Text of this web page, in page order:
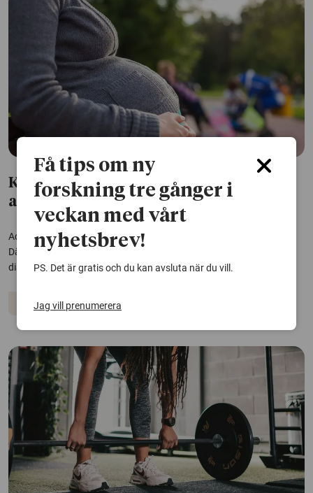
Kejsarsnitt vanligare hos kvinnor med
adhd
Adhd ökar inte risken för komplikationer under en graviditet.
Däremot är planerade kejsarsnitt vanligare hos kvinnor med
diagnosen, enligt en studie.
Adhd Graviditet
Få tips om ny
forskning tre gånger i
veckan med vårt
nyhetsbrev!
PS. Det är gratis och du kan avsluta när du vill.
Jag vill prenumerera